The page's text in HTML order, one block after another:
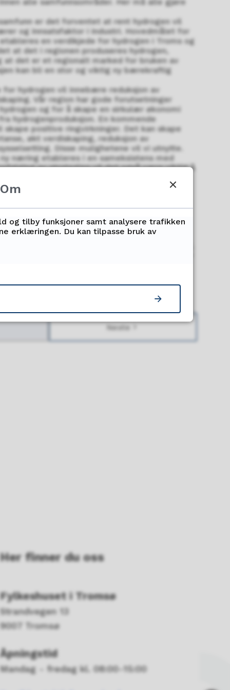
er det forventet at rent hydrogen vil
og innsatsfaktor i industri. Hovedmålet for
en verdikjede for hydrogen i Troms og
at det i regionen produseres hydrogen,
at det er et regionalt marked for bruken av
kan bli en stor og viktig ny bærekraftig
for hydrogen vil innebære reduksjon av
Vår region har gode forutsetninger
og for å skape en sirkulær økonomi
hydrogenproduksjon. En kommende
skape positive ringvirkninger. Det kan skape
økt verdiskaping, reduksjon av
Disse mulighetene vil vi utnytte.
næring etableres i en sameksistens med
av strategien vil det også være viktig å
infrastruktur og nasjonale og regionale
helt sentrale ele-
menter.
hydrogenstrategien har vist oss hvor
er, og hvor viktig det er å “dra i samme
Her finner du oss
Fylkeshuset i Tromsø
Strandvegen 13
9007 Tromsø
Åpningstid
Mandag - fredag kl. 08:00-15:00
Om
og tilby funksjoner samt analysere trafikken
erklæringen. Du kan tilpasse bruk av